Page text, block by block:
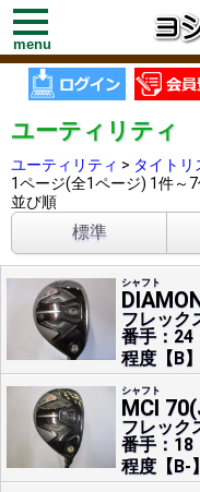
toggle
navigation
menu
ユーティリティ
ユーティリティ > タイトリ
1ページ(全1ページ) 1件～
並び順
標準
シャフト
フレック
番手：
程度【B】
シャフト
MCI
フレック
番手：
程度【B-】